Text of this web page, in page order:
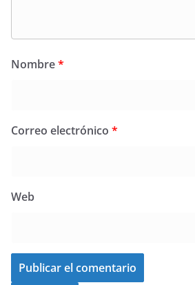
Nombre*
Correo electrónico *
Web